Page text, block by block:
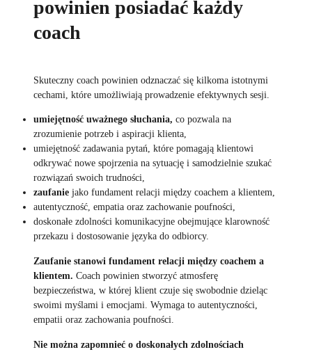
powinien posiadać każdy
coach
Skuteczny coach powinien odznaczać się kilkoma istotnymi
cechami, które umożliwiają prowadzenie efektywnych sesji.
umiejętność uważnego słuchania, co pozwala na
zrozumienie potrzeb i aspiracji klienta,
umiejętność zadawania pytań, które pomagają klientowi
odkrywać nowe spojrzenia na sytuację i samodzielnie szukać
rozwiązań swoich trudności,
zaufanie jako fundament relacji między coachem a klientem,
autentyczność, empatia oraz zachowanie poufności,
doskonałe zdolności komunikacyjne obejmujące klarowność
przekazu i dostosowanie języka do odbiorcy.
Zaufanie stanowi fundament relacji między coachem a
klientem. Coach powinien stworzyć atmosferę
bezpieczeństwa, w której klient czuje się swobodnie dzieląc
swoimi myślami i emocjami. Wymaga to autentyczności,
empatii oraz zachowania poufności.
Nie można zapomnieć o doskonałych zdolnościach